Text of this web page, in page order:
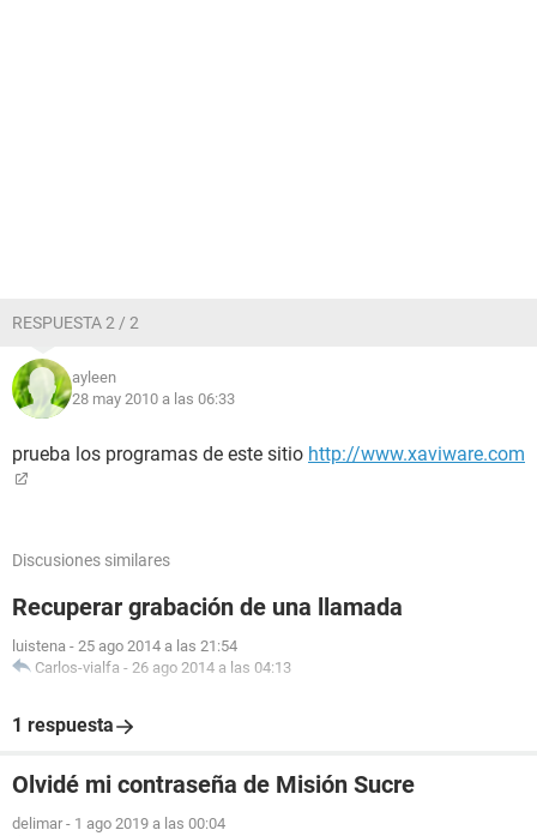
RESPUESTA 2 / 2
ayleen
28 may 2010 a las 06:33
prueba los programas de este sitio http://www.xaviware.com
Discusiones similares
Recuperar grabación de una llamada
luistena - 25 ago 2014 a las 21:54
Carlos-vialfa - 26 ago 2014 a las 04:13
1 respuesta
Olvidé mi contraseña de Misión Sucre
delimar - 1 ago 2019 a las 00:04